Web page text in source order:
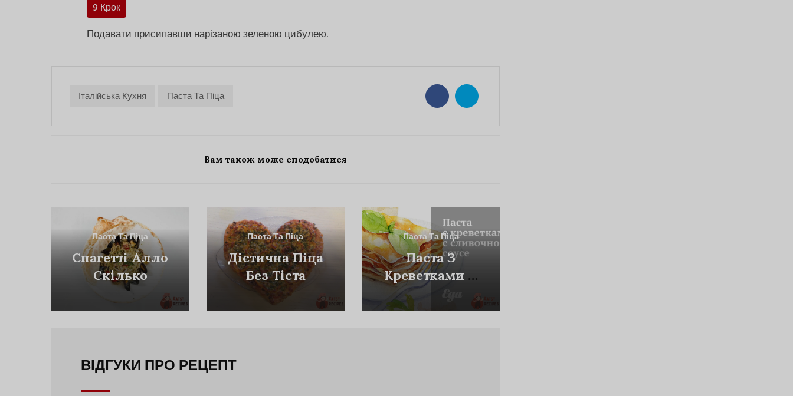
9 Крок
Подавати присипавши нарізаною зеленою цибулею.
Італійська Кухня Паста Та Піца
Вам також може сподобатися
Паста Та Піца
Спагетті Алло
Скілько
Паста Та Піца
Дієтична Піца
Без Тіста
Паста Та Піца
Паста З
Креветками У
Вершковому
Соусі
ВІДГУКИ ПРО РЕЦЕПТ